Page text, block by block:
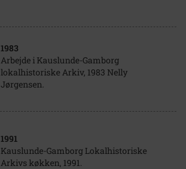
1983
Arbejde i Kauslunde-Gamborg
lokalhistoriske Arkiv, 1983 Nelly
Jørgensen.
1991
Kauslunde-Gamborg Lokalhistoriske
Arkivs køkken, 1991.